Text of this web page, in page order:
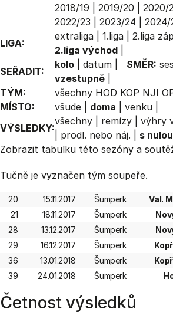
2018/19
2019/20 2020/
2022/23
2023/24 2024/
LIGA:
extraliga 1.liga 2.liga
2.liga východ
SEŘADIT:
kolo datum SMĚR:
vzestupně
TÝM:
všechny HOD KOP NJI
MÍSTO:
všude doma venku
VÝSLEDKY:
všechny remízy výhry
prodl. nebo náj. s nulou
Zobrazit tabulku této sezóny a
Tučně je vyznačen tým soupeře.
20 15.11.2017 Šumperk Val.
21
18.11.2017 Šumperk
28
13.12.2017 Šumperk
29
16.12.2017 Šumperk
36
13.01.2018 Šumperk
39
24.01.2018 Šumperk
Četnost výsledků